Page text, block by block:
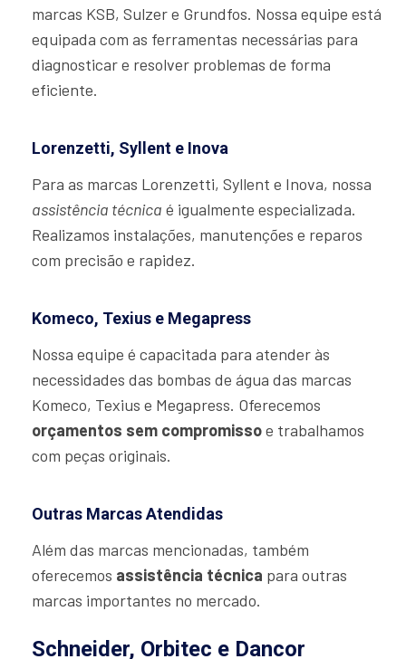
marcas KSB, Sulzer e Grundfos. Nossa equipe está
equipada com as ferramentas necessárias para
diagnosticar e resolver problemas de forma
eficiente.
Lorenzetti, Syllent e Inova
Para as marcas Lorenzetti, Syllent e Inova, nossa
assistência técnica é igualmente especializada.
Realizamos instalações, manutenções e reparos
com precisão e rapidez.
Komeco, Texius e Megapress
Nossa equipe é capacitada para atender às
necessidades das bombas de água das marcas
Komeco, Texius e Megapress. Oferecemos
orçamentos sem compromissoe trabalhamos
com peças originais.
Outras Marcas Atendidas
Além das marcas mencionadas, também
oferecemos assistência técnica para outras
marcas importantes no mercado.
Schneider, Orbitec e Dancor